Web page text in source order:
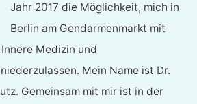
Jahr 2017 die Möglichkeit, mich in
Berlin am Gendarmenmarkt mit
Medizin und
Mein Name ist Dr.
Gemeinsam mit mir ist in der